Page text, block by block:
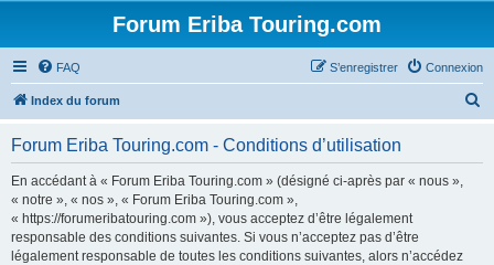
Forum Eriba Touring.com
FAQ Connexion
S’enregistrer
Index du forum
Forum Eriba Touring.com - Conditions d’utilisation
En accédant à « Forum Eriba Touring.com » (désigné ci-après par « nous »,
« notre », « nos », « Forum Eriba Touring.com »,
« https://forumeribatouring.com »), vous acceptez d’être légalement
responsable des conditions suivantes. Si vous n’acceptez pas d’être
légalement responsable de toutes les conditions suivantes, alors n’accédez